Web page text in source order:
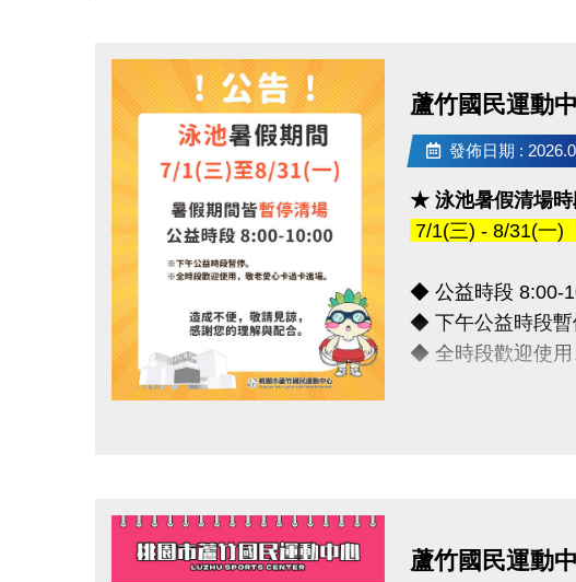
持續運動不僅讓身
還能感受滿滿的鼓
連絡資訊
-洽詢專線：03-
-FB : 桃園市蘆竹國
-IG : @luzhusports
蘆竹國民運動
發佈日期 :
★ 泳池暑假清場時
7/1(三) - 8/31(一)
◆ 公益時段 8:00-
◆ 下午公益時段暫
◆ 全時段歡迎使用
-FB : 桃園市蘆竹
蘆竹國民運動